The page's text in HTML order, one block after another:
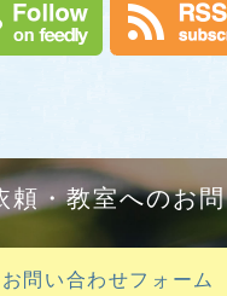
頼・教室へのお
お問い合わせフォー